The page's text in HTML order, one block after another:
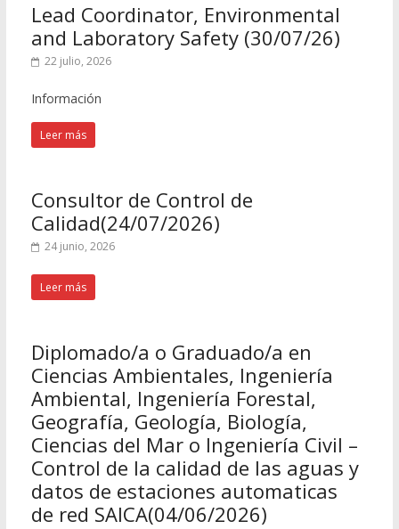
Lead Coordinator, Environmental
and Laboratory Safety (30/07/26)
22 julio, 2026
Información
Leer más
Consultor de Control de
Calidad(24/07/2026)
24 junio, 2026
Leer más
Diplomado/a o Graduado/a en
Ciencias Ambientales, Ingeniería
Ambiental, Ingeniería Forestal,
Geografía, Geología, Biología,
Ciencias del Mar o Ingeniería Civil –
Control de la calidad de las aguas y
datos de estaciones automaticas
de red SAICA(04/06/2026)